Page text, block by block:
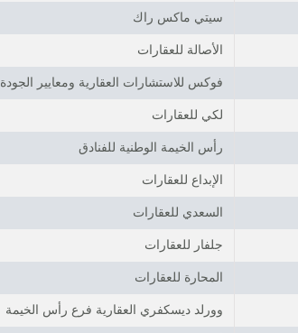
سيتي ماكس راك
الأصالة للعقارات
فوكس للاستشارات العقارية ومعايير الجودة
لكي للعقارات
رأس الخيمة الوطنية للفنادق
الإبداع للعقارات
السعدي للعقارات
جلفار للعقارات
المحارة للعقارات
وورلد ديسكفري العقارية فرع رأس الخيمة